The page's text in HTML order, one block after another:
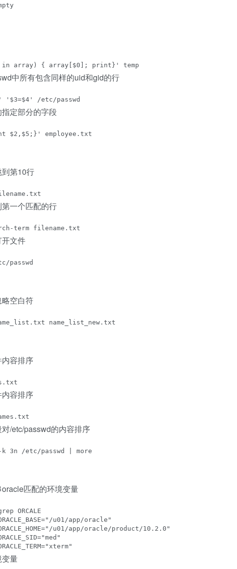
in array) { array[$0]; print}' temp
中所有包含同样的uid和gid的行
/etc/passwd
定部分的字段
$2,$5;}' employee.txt
第10行
一个匹配的行
term filename.txt
文件
passwd
空白符
name_list_new.txt
容排序
容排序
/etc/passwd的内容排序
/etc/passwd | more
匹配的环境变量
ORCALE
u01/app/oracle"
u01/app/oracle/product/10.2.0"
量